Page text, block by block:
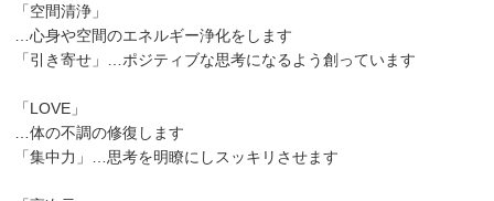
「空間清浄」
…心身や空間のエネルギー浄化をします
「引き寄せ」…ポジティブな思考になるよう創っています
「LOVE」
…体の不調の修復します
「集中力」…思考を明瞭にしスッキリさせます